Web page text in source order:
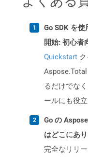
Go SDK を使
開始: 初心者
Quickstart
るだけでな
ールにも役立
Go の
はどこにあ
完全なリリ